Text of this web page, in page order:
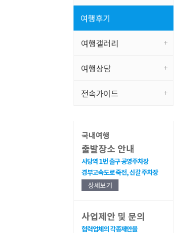
여행후기
여행갤러리
여행상담
전속가이드
국내여행
출발장소 안내
사당역 1번 출구 공영주차장
경부고속도로 죽전, 신갈 주차장
상세보기
사업제안 및 문의
협력업체의 각종제안을